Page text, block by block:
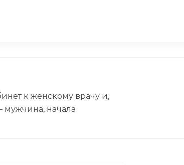
к женскому врачу и,
мужчина, начала